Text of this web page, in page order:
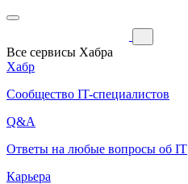
Все сервисы Хабра
Хабр
Сообщество IT-специалистов
Q&A
Ответы на любые вопросы об IT
Карьера